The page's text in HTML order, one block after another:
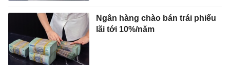
Ngân hàng chào bán trái phiếu
lãi tới 10%/năm